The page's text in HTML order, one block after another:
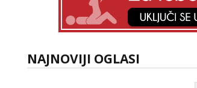
NAJNOVIJI OGLASI